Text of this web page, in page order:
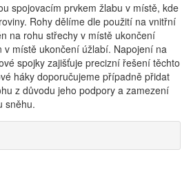
spojovacím prvkem žlabu v místě, kde
Rohy dělíme dle použití na vnitřní
na rohu střechy v místě ukončení
v místě ukončení úžlabí. Napojení na
spojky zajišťuje precizní řešení těchto
háky doporučujeme případně přidat
z důvodu jeho podpory a zamezení
sněhu.